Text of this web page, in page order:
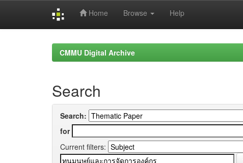
Home Browse Help
CMMU Digital Archive
Search
Search:
for
Current filters: